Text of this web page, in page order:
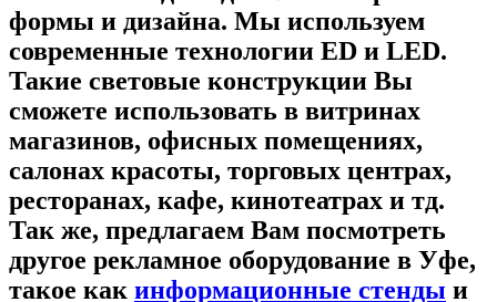
формы и дизайна. Мы используем
современные технологии ED и LED.
Такие световые конструкции Вы
сможете использовать в витринах
магазинов, офисных помещениях,
салонах красоты, торговых центрах,
ресторанах, кафе, кинотеатрах и тд.
Так же, предлагаем Вам посмотреть
другое рекламное оборудование в Уфе,
такое как информационные стенды и